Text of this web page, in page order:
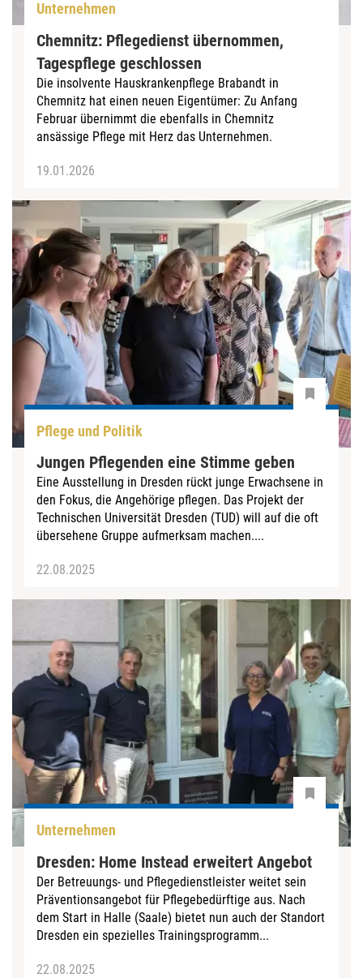
Unternehmen
Chemnitz: Pflegedienst übernommen,
Tagespflege geschlossen
Die insolvente Hauskrankenpflege Brabandt in
Chemnitz hat einen neuen Eigentümer: Zu Anfang
Februar übernimmt die ebenfalls in Chemnitz
ansässige Pflege mit Herz das Unternehmen.
19.01.2026
Pflege und Politik
Jungen Pflegenden eine Stimme geben
Eine Ausstellung in Dresden rückt junge Erwachsene in
den Fokus, die Angehörige pflegen. Das Projekt der
Technischen Universität Dresden (TUD) will auf die oft
übersehene Gruppe aufmerksam machen....
22.08.2025
Unternehmen
Dresden: Home Instead erweitert Angebot
Der Betreuungs- und Pflegedienstleister weitet sein
Präventionsangebot für Pflegebedürftige aus. Nach
dem Start in Halle (Saale) bietet nun auch der Standort
Dresden ein spezielles Trainingsprogramm...
22.08.2025